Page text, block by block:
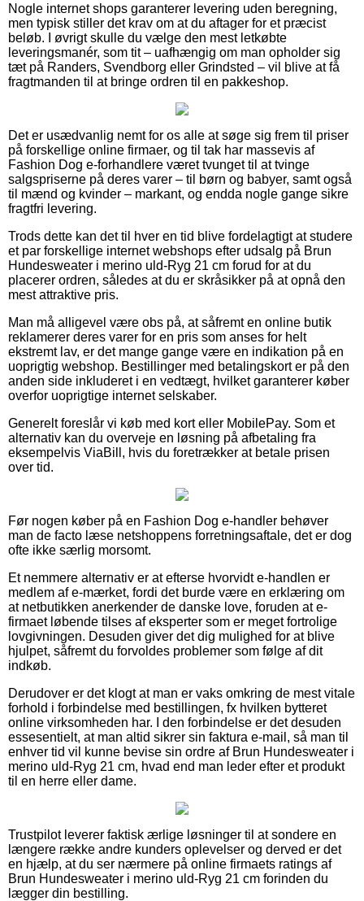
Nogle internet shops garanterer levering uden beregning,
men typisk stiller det krav om at du aftager for et præcist
beløb. I øvrigt skulle du vælge den mest letkøbte
leveringsmanér, som tit – uafhængig om man opholder sig
tæt på Randers, Svendborg eller Grindsted – vil blive at få
fragtmanden til at bringe ordren til en pakkeshop.
Det er usædvanlig nemt for os alle at søge sig frem til priser
på forskellige online firmaer, og til tak har massevis af
Fashion Dog e-forhandlere været tvunget til at tvinge
salgspriserne på deres varer – til børn og babyer, samt også
til mænd og kvinder – markant, og endda nogle gange sikre
fragtfri levering.
Trods dette kan det til hver en tid blive fordelagtigt at studere
et par forskellige internet webshops efter udsalg på Brun
Hundesweater i merino uld-Ryg 21 cm forud for at du
placerer ordren, således at du er skråsikker på at opnå den
mest attraktive pris.
Man må alligevel være obs på, at såfremt en online butik
reklamerer deres varer for en pris som anses for helt
ekstremt lav, er det mange gange være en indikation på en
uoprigtig webshop. Bestillinger med betalingskort er på den
anden side inkluderet i en vedtægt, hvilket garanterer køber
overfor uoprigtige internet selskaber.
Generelt foreslår vi køb med kort eller MobilePay. Som et
alternativ kan du overveje en løsning på afbetaling fra
eksempelvis ViaBill, hvis du foretrækker at betale prisen
over tid.
Før nogen køber på en Fashion Dog e-handler behøver
man de facto læse netshoppens forretningsaftale, det er dog
ofte ikke særlig morsomt.
Et nemmere alternativ er at efterse hvorvidt e-handlen er
medlem af e-mærket, fordi det burde være en erklæring om
at netbutikken anerkender de danske love, foruden at e-
firmaet løbende tilses af eksperter som er meget fortrolige
lovgivningen. Desuden giver det dig mulighed for at blive
hjulpet, såfremt du forvoldes problemer som følge af dit
indkøb.
Derudover er det klogt at man er vaks omkring de mest vitale
forhold i forbindelse med bestillingen, fx hvilken bytteret
online virksomheden har. I den forbindelse er det desuden
essesentielt, at man altid sikrer sin faktura e-mail, så man til
enhver tid vil kunne bevise sin ordre af Brun Hundesweater i
merino uld-Ryg 21 cm, hvad end man leder efter et produkt
til en herre eller dame.
Trustpilot leverer faktisk ærlige løsninger til at sondere en
længere række andre kunders oplevelser og derved er det
en hjælp, at du ser nærmere på online firmaets ratings af
Brun Hundesweater i merino uld-Ryg 21 cm forinden du
lægger din bestilling.